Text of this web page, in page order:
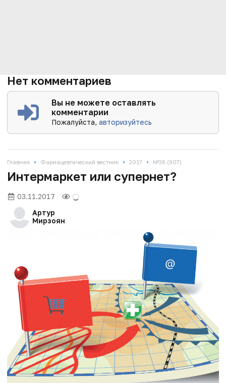
Нет комментариев
Вы не можете оставлять
комментарии
Пожалуйста,авторизуйтесь
Главная • Фармацевтический вестник • 2017 • №36 (907)
Интермаркет или супернет?
03.11.2017
Артур
Мирзоян